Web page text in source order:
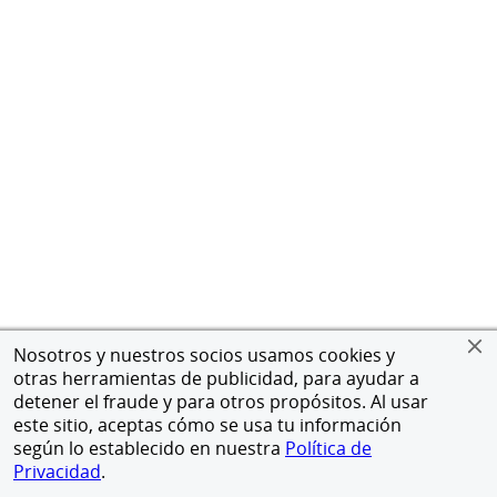
Nosotros y nuestros socios usamos cookies y
otras herramientas de publicidad, para ayudar a
detener el fraude y para otros propósitos. Al usar
este sitio, aceptas cómo se usa tu información
según lo establecido en nuestra Política de
Privacidad.